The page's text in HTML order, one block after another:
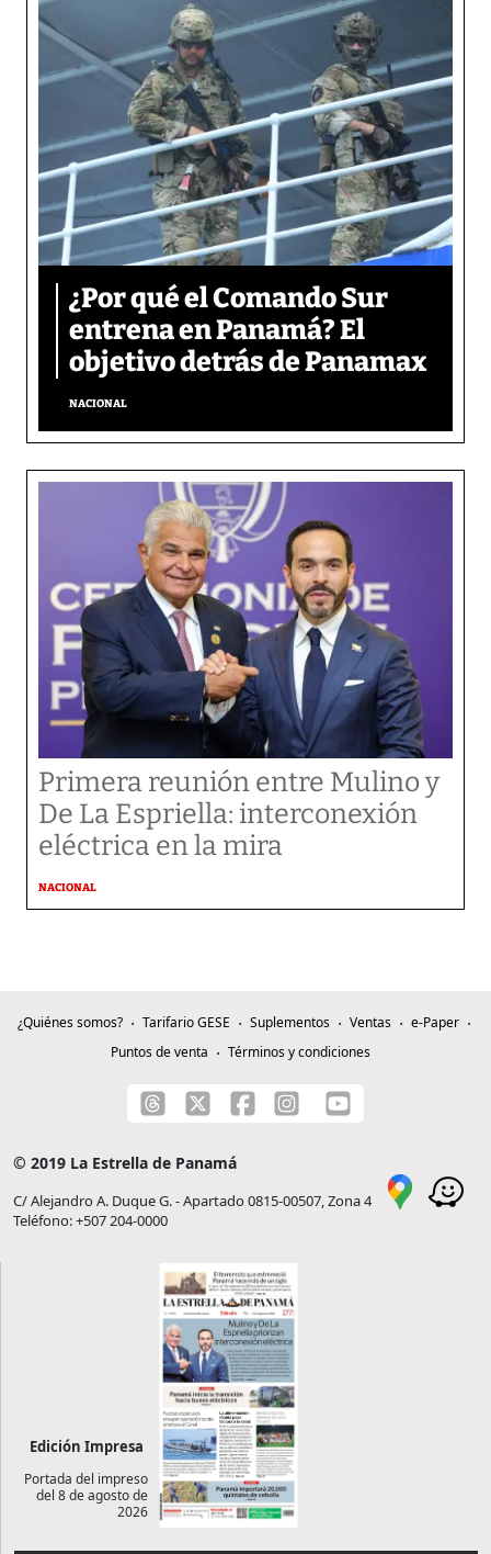
¿Por qué el Comando Sur
entrena en Panamá? El
objetivo detrás de Panamax
NACIONAL
Primera reunión entre Mulino y
De La Espriella: interconexión
eléctrica en la mira
NACIONAL
¿Quiénes somos? Tarifario GESE Suplementos Ventas
e-Paper
Puntos de venta
Términos y condiciones
© 2019 La Estrella de Panamá
C/ Alejandro A. Duque G. - Apartado 0815-00507, Zona 4
Teléfono: +507 204-0000
Edición Impresa
Portada del impreso
del 8 de agosto de
2026